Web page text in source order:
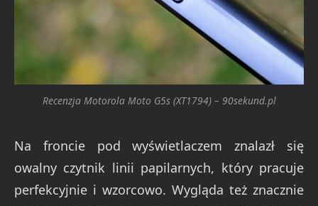
Recenzja Motorola Moto G5s (XT1794) – 90sekund.pl
Na froncie pod wyświetlaczem znalazł się
owalny czytnik linii papilarnych, który pracuje
perfekcyjnie i wzorcowo. Wygląda też znacznie